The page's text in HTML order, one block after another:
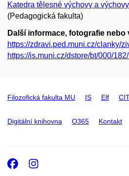
Katedra tělesné výchovy a
(Pedagogická fakulta)
Další informace, fotografie nebo
https://zdravi.ped.muni.cz/clanky/
https://is.muni.cz/dstore/bt/000/
Filozofická fakulta MU IS Elf
Digitální knihovna O365 Kontakt
Facebook
Instagram